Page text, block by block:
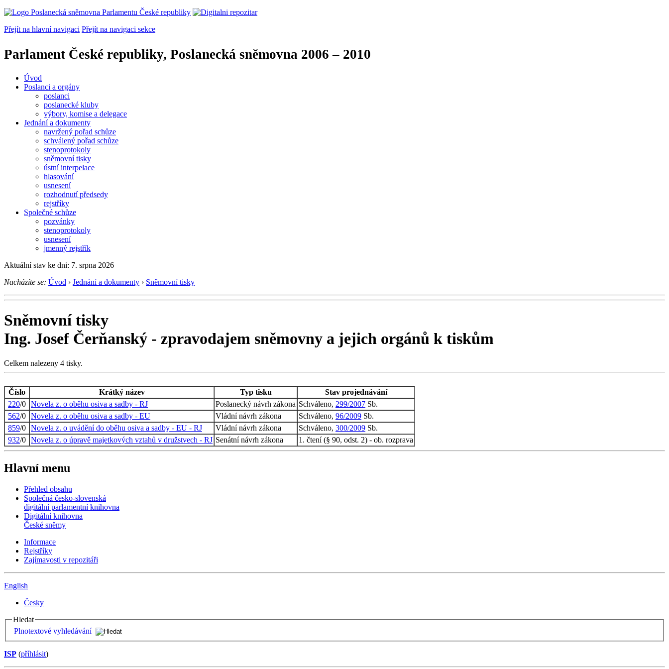
Přejít na hlavní navigaci Přejít na navigaci sekce
Parlament České republiky, Poslanecká sněmovna 2006 – 2010
Úvod
Poslanci a orgány
poslanci
poslanecké kluby
výbory, komise a delegace
Jednání a dokumenty
navržený pořad schůze
schválený pořad schůze
stenoprotokoly
sněmovní tisky
ústní interpelace
hlasování
usnesení
rozhodnutí předsedy
rejstříky
Společné schůze
pozvánky
stenoprotokoly
usnesení
jmenný rejstřík
Aktuální stav ke dni: 7. srpna 2026
Nacházíte se: Úvod › Jednání a dokumenty › Sněmovní tisky
Sněmovní tisky
Ing. Josef Čerňanský - zpravodajem sněmovny a jejich orgánů k tiskům
Celkem nalezeny 4 tisky.
Číslo Krátký název Typ tisku
Stav projednávání
220/0 Novela z. o oběhu osiva a sadby - RJ Poslanecký návrh zákona Schváleno, 299/2007 Sb.
562/0 Novela z. o oběhu osiva a sadby - EU Vládní návrh zákona Schváleno, 96/2009 Sb.
859/0 Novela z. o uvádění do oběhu osiva a sadby - EU - RJ Vládní návrh zákona Schváleno, 300/2009 Sb.
932/0 Novela z. o úpravě majetkových vztahů v družstvech - RJ Senátní návrh zákona 1. čtení (§ 90, odst. 2) - ob. rozprava
Hlavní menu
Přehled obsahu
Společná česko-slovenská
digitální parlamentní knihovna
Digitální knihovna
České sněmy
Informace
Rejstříky
Zajímavosti v repozitáři
English
Česky
Hledat
Plnotextové vyhledávání
ISP (příhlásit)